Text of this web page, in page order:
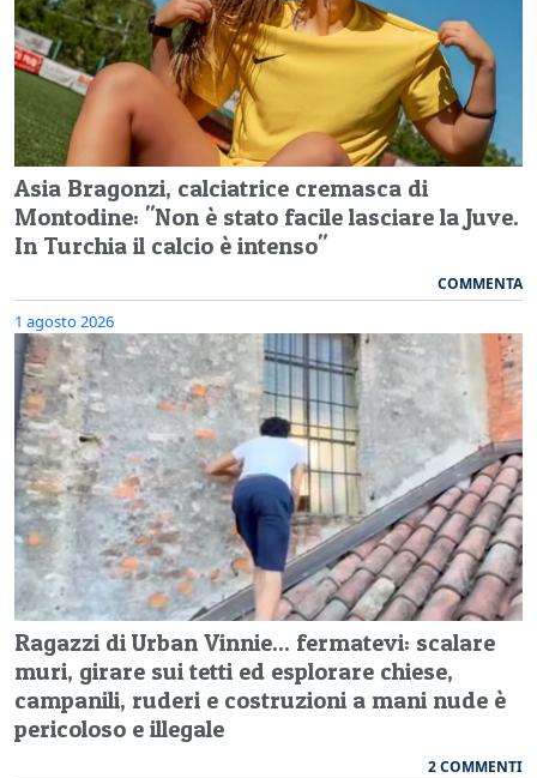
Asia Bragonzi, calciatrice cremasca di
Montodine: "Non è stato facile lasciare la Juve.
In Turchia il calcio è intenso"
COMMENTA
1 agosto 2026
Ragazzi di Urban Vinnie... fermatevi: scalare
muri, girare sui tetti ed esplorare chiese,
campanili, ruderi e costruzioni a mani nude è
pericoloso e illegale
2 COMMENTI